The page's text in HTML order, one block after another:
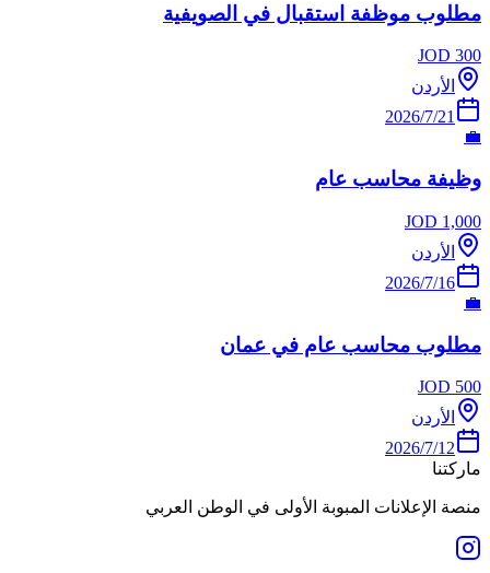
مطلوب موظفة استقبال في الصويفية
300
JOD
الأردن
21‏/7‏/2026
💼
وظيفة محاسب عام
1,000
JOD
الأردن
16‏/7‏/2026
💼
مطلوب محاسب عام في عمان
500
JOD
الأردن
12‏/7‏/2026
ماركتنا
منصة الإعلانات المبوبة الأولى في الوطن العربي